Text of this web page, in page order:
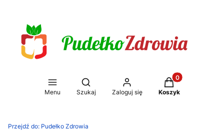
Menu
Otwórz wyszukiwarkę
Szukaj Zaloguj się
Produkty w
Koszyk
Przejdź do: Pudełko Zdrowia